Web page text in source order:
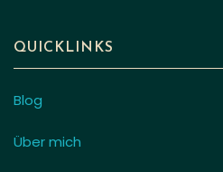
QUICKLINKS
Blog
Über mich